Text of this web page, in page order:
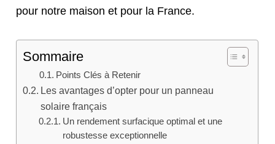
pour notre maison et pour la France.
Sommaire
Points Clés à Retenir
Les avantages d’opter pour un panneau
solaire français
Un rendement surfacique optimal et une
robustesse exceptionnelle